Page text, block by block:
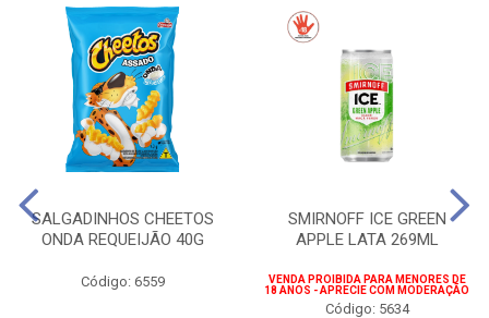
SALGADINHOS CHEETOS
ONDA REQUEIJÃO 40G
Código: 6559
SMIRNOFF ICE GREEN
APPLE LATA 269ML
VENDA PROIBIDA PARA MENORES DE
18 ANOS - APRECIE COM MODERAÇÃO
Código: 5634